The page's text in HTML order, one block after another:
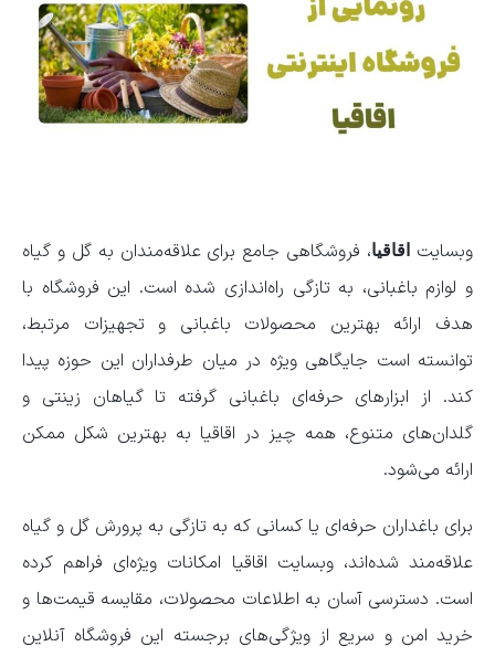
وبسایت اقاقیا، فروشگاهی جامع برای علاقه‌مندان به گل و گیاه
و لوازم باغبانی، به تازگی راه‌اندازی شده است. این فروشگاه با
هدف ارائه بهترین محصولات باغبانی و تجهیزات مرتبط،
توانسته است جایگاهی ویژه در میان طرفداران این حوزه پیدا
کند. از ابزارهای حرفه‌ای باغبانی گرفته تا گیاهان زینتی و
گلدان‌های متنوع، همه چیز در اقاقیا به بهترین شکل ممکن
ارائه می‌شود.
برای باغداران حرفه‌ای یا کسانی که به تازگی به پرورش گل و گیاه
علاقه‌مند شده‌اند، وبسایت اقاقیا امکانات ویژه‌ای فراهم کرده
است. دسترسی آسان به اطلاعات محصولات، مقایسه قیمت‌ها و
خرید امن و سریع از ویژگی‌های برجسته این فروشگاه آنلاین